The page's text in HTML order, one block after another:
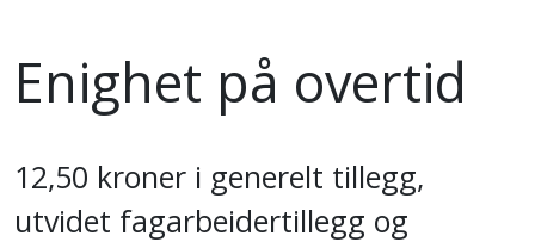
Enighet på overtid
12,50 kroner i generelt tillegg,
utvidet fagarbeidertillegg og